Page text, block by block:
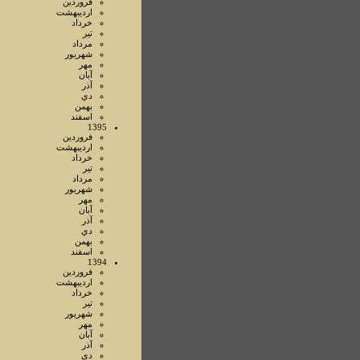
ارديبهشت
خرداد
تير
مرداد
شهريور
مهر
آبان
آذر
دي
بهمن
اسفند
1395
فروردين
ارديبهشت
خرداد
تير
مرداد
شهريور
مهر
آبان
آذر
دي
بهمن
اسفند
1394
فروردين
ارديبهشت
خرداد
تير
شهريور
مهر
آبان
آذر
دي